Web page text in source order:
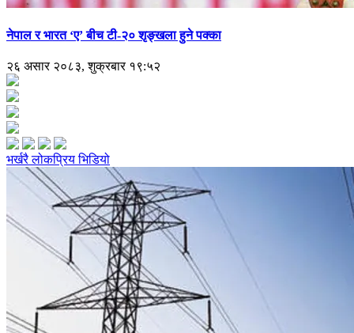
नेपाल र भारत ‘ए’ बीच टी-२० शृङ्खला हुने पक्का
२६ असार २०८३, शुक्रबार १९:५२
भर्खरैलोकप्रियभिडियो